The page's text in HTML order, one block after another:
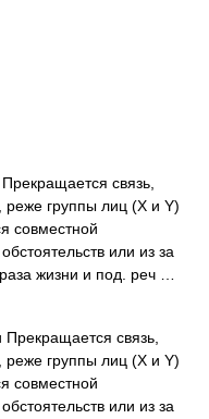
связь,
группы лиц (X и Y)
совместной
или из за
жизни и под. реч …
связь,
группы лиц (X и Y)
совместной
или из за